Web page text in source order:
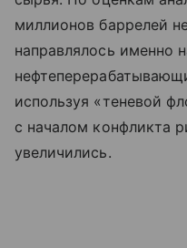
миллионов баррелей
направлялось именно
используя «теневой
с началом конфликта
увеличились.